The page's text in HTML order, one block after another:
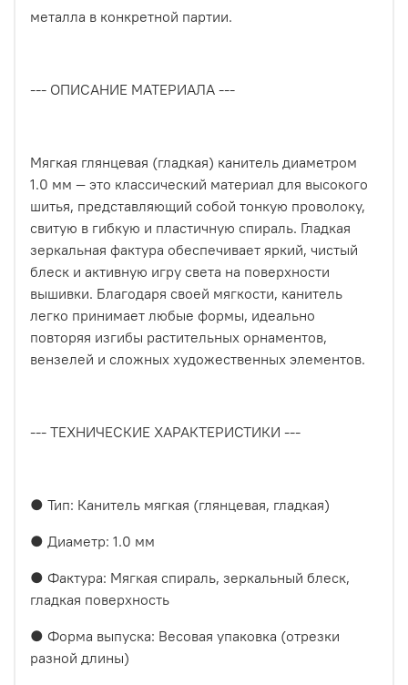
металла в конкретной партии.
--- ОПИСАНИЕ МАТЕРИАЛА ---
Мягкая глянцевая (гладкая) канитель диаметром
1.0 мм — это классический материал для высокого
шитья, представляющий собой тонкую проволоку,
свитую в гибкую и пластичную спираль. Гладкая
зеркальная фактура обеспечивает яркий, чистый
блеск и активную игру света на поверхности
вышивки. Благодаря своей мягкости, канитель
легко принимает любые формы, идеально
повторяя изгибы растительных орнаментов,
вензелей и сложных художественных элементов.
--- ТЕХНИЧЕСКИЕ ХАРАКТЕРИСТИКИ ---
● Тип: Канитель мягкая (глянцевая, гладкая)
● Диаметр: 1.0 мм
● Фактура: Мягкая спираль, зеркальный блеск,
гладкая поверхность
● Форма выпуска: Весовая упаковка (отрезки
разной длины)